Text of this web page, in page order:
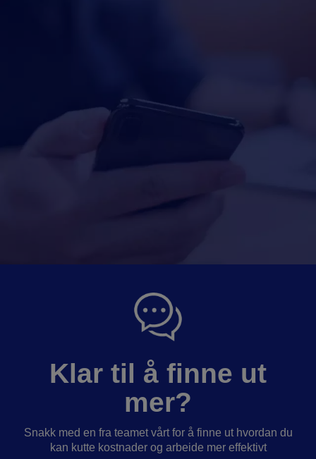
Klar til å finne ut
mer?
Snakk med en fra teamet vårt for å finne ut hvordan du
kan kutte kostnader og arbeide mer effektivt